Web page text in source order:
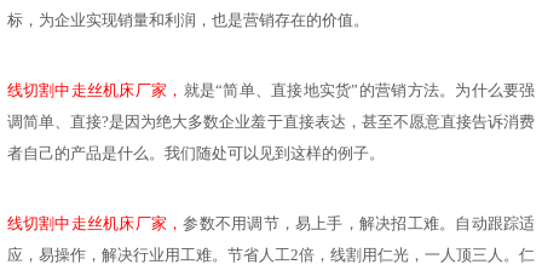
标，为企业实现销量和利润，也是营销存在的价值。
线切割中走丝机床厂家， 就是“简单、直接地实货”的营销方法。为什么要强
调简单、直接?是因为绝大多数企业羞于直接表达，甚至不愿意直接告诉消费
者自己的产品是什么。我们随处可以见到这样的例子。
线切割中走丝机床厂家，参数不用调节，易上手，解决招工难。自动跟踪适
应，易操作，解决行业用工难。节省人工2倍，线割用仁光，一人顶三人 。仁